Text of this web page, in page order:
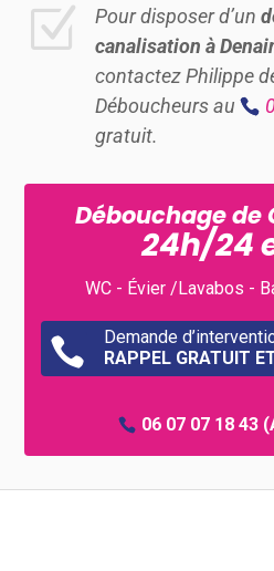
Z Pour disposer d’un
canalisation à
contactez Philippe
Déboucheurs au
gratuit.
Débouchage de
24h/24
WC - Évier /Lavabos -

Demande
RAPPEL GRATUIT
06 07 07 18 43